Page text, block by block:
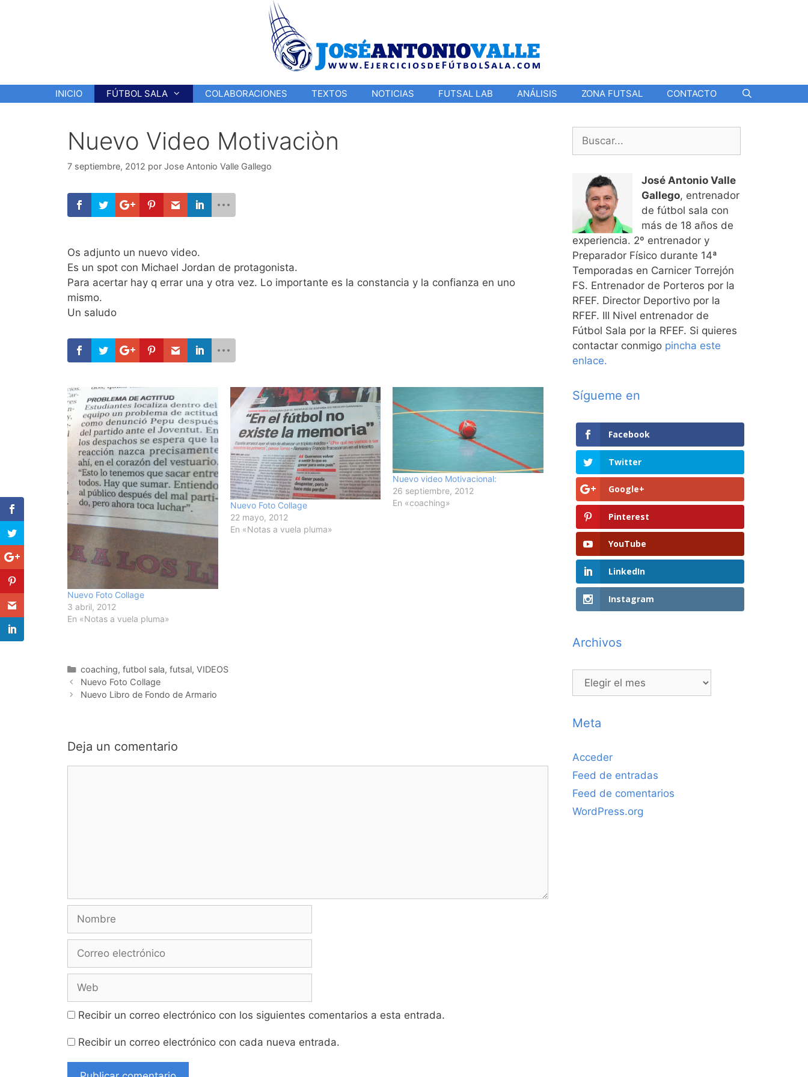
INICIO FÚTBOL SALA COLABORACIONES TEXTOS NOTICIAS FUTSAL LAB ANÁLISIS ZONA FUTSAL CONTACTO
Nuevo Video Motivaciòn
7 septiembre, 2012 por Jose Antonio Valle Gallego
Os adjunto un nuevo video.
Es un spot con Michael Jordan de protagonista.
Para acertar hay q errar una y otra vez. Lo importante es la constancia y la confianza en uno
mismo.
Un saludo
Nuevo Foto Collage
3 abril, 2012
En «Notas a vuela pluma»
Nuevo Foto Collage
22 mayo, 2012
En «Notas a vuela pluma»
Nuevo video Motivacional:
26 septiembre, 2012
En «coaching»
Categorías
coaching, futbol sala, futsal, VIDEOS
Navegación
de
Nuevo Foto Collage
Nuevo Libro de Fondo de Armario
Deja un comentario
electrónico
Recibir un correo electrónico con los siguientes comentarios a esta entrada.
Recibir un correo electrónico con cada nueva entrada.
Buscar:
José Antonio Valle
Gallego, entrenador
de fútbol sala con
más de 18 años de
experiencia. 2º entrenador y
Preparador Físico durante 14ª
Temporadas en Carnicer Torrejón
FS. Entrenador de Porteros por la
RFEF. Director Deportivo por la
RFEF. III Nivel entrenador de
Fútbol Sala por la RFEF. Si quieres
contactar conmigo pincha este
enlace.
Sígueme en
Facebook
Twitter
Google+
Pinterest
YouTube
LinkedIn
Instagram
Archivos
Archivos
Meta
Acceder
Feed de entradas
Feed de comentarios
WordPress.org